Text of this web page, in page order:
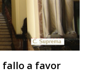
fallo a favor